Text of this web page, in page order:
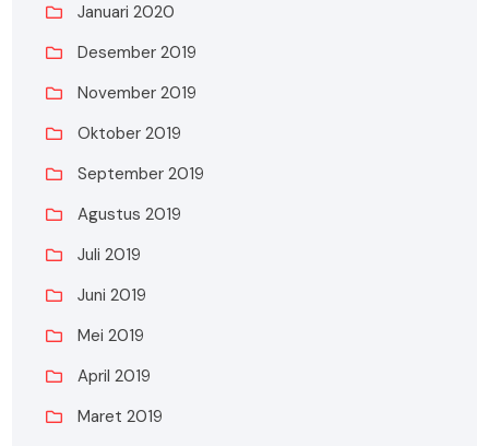
Januari 2020
Desember 2019
November 2019
Oktober 2019
September 2019
Agustus 2019
Juli 2019
Juni 2019
Mei 2019
April 2019
Maret 2019